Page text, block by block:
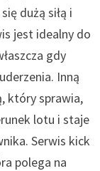
dużą siłą i
jest idealny do
gdy
Inną
który sprawia,
lotu i staje
Serwis kick
polega na